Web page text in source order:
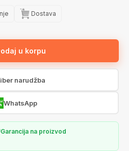
Dostava
u korpu
narudžba
WhatsApp
Garancija na proizvod